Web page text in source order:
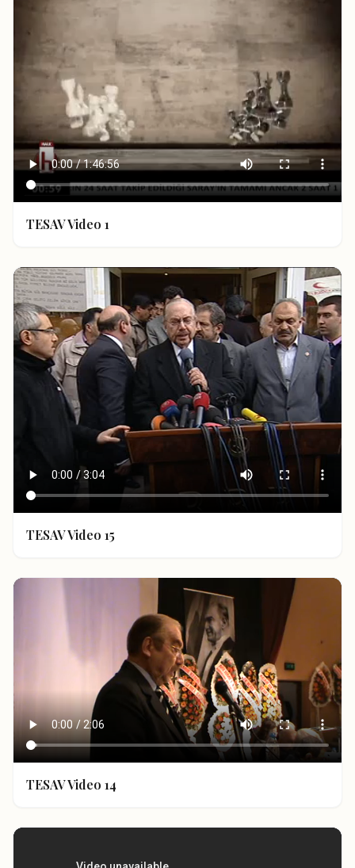
TESAV Video 1
TESAV Video 15
TESAV Video 14